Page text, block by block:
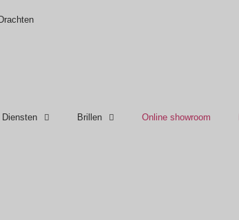
Diensten Brillen Online showroom